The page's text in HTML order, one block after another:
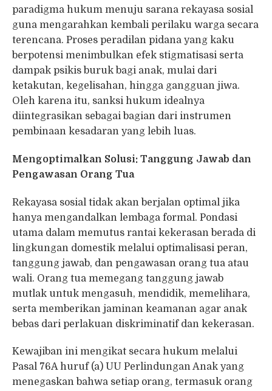
paradigma hukum menuju sarana rekayasa sosial
guna mengarahkan kembali perilaku warga secara
terencana. Proses peradilan pidana yang kaku
berpotensi menimbulkan efek stigmatisasi serta
dampak psikis buruk bagi anak, mulai dari
ketakutan, kegelisahan, hingga gangguan jiwa.
Oleh karena itu, sanksi hukum idealnya
diintegrasikan sebagai bagian dari instrumen
pembinaan kesadaran yang lebih luas.
Mengoptimalkan Solusi: Tanggung Jawab dan
Pengawasan Orang Tua
Rekayasa sosial tidak akan berjalan optimal jika
hanya mengandalkan lembaga formal. Pondasi
utama dalam memutus rantai kekerasan berada di
lingkungan domestik melalui optimalisasi peran,
tanggung jawab, dan pengawasan orang tua atau
wali. Orang tua memegang tanggung jawab
mutlak untuk mengasuh, mendidik, memelihara,
serta memberikan jaminan keamanan agar anak
bebas dari perlakuan diskriminatif dan kekerasan.
Kewajiban ini mengikat secara hukum melalui
Pasal 76A huruf (a) UU Perlindungan Anak yang
menegaskan bahwa setiap orang, termasuk orang